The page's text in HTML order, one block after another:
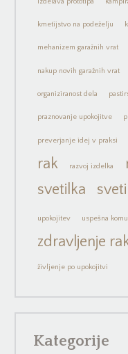
kmetijstvo na podeželju
mehanizem garažnih vrat
nakup novih garažnih vrat
organiziranost dela
praznovanje upokojitve
preverjanje idej v praksi
rak razvoj izdelka
svetilka
upokojitev uspešna
zdravljenje
življenje po upokojitvi
Kategorije